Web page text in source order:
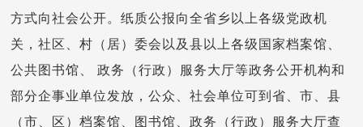
方式向社会公开。纸质公报向全省乡以上各级党政机
关，社区、村（居）委会以及县以上各级国家档案馆、
公共图书馆、 政务（行政）服务大厅等政务公开机构和
部分企事业单位发放，公众、社会单位可到省、市、县
（市、区）档案馆、图书馆、政务（行政）服务大厅查